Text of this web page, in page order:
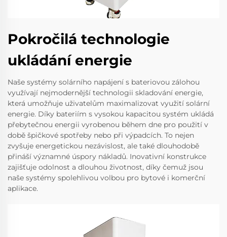
Pokročilá technologie
ukládání energie
Naše systémy solárního napájení s bateriovou zálohou
využívají nejmodernější technologii skladování energie,
která umožňuje uživatelům maximalizovat využití solární
energie. Díky bateriím s vysokou kapacitou systém ukládá
přebytečnou energii vyrobenou během dne pro použití v
době špičkové spotřeby nebo při výpadcích. To nejen
zvyšuje energetickou nezávislost, ale také dlouhodobě
přináší významné úspory nákladů. Inovativní konstrukce
zajišťuje odolnost a dlouhou životnost, díky čemuž jsou
naše systémy spolehlivou volbou pro bytové i komerční
aplikace.